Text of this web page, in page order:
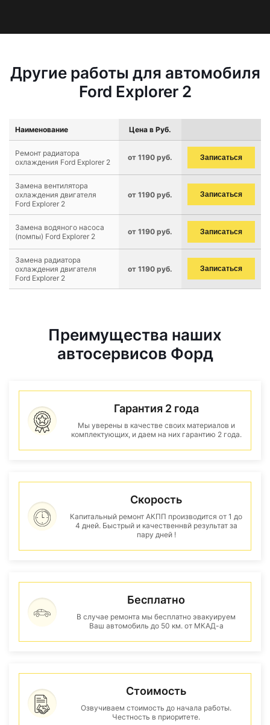
Другие работы для автомобиля
Ford Explorer 2
Наименование Цена в Руб.
Ремонт радиатора
охлаждения Ford Explorer 2
от 1190 руб. Записаться
Замена вентилятора
охлаждения двигателя
Ford Explorer 2
от 1190 руб. Записаться
Замена водяного насоса
(помпы) Ford Explorer 2
от 1190 руб. Записаться
Замена радиатора
охлаждения двигателя
Ford Explorer 2
от 1190 руб. Записаться
Преимущества наших
автосервисов Форд
Гарантия 2 года
Мы уверены в качестве своих материалов и
комплектующих, и даем на них гарантию 2 года.
Скорость
Капитальный ремонт АКПП производится от 1 до
4 дней. Быстрый и качественнвй результат за
пару дней !
Бесплатно
В случае ремонта мы бесплатно эвакуируем
Ваш автомобиль до 50 км. от МКАД-а
Стоимость
Озвучиваем стоимость до начала работы.
Честность в приоритете.